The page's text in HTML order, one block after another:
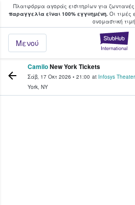
Πλατφόρμα αγοράς εισιτηρίων για
παραγγελία είναι 100% εγγυημένη.Οι τιμές
oνομαστική
Μενού
φαν αγοράζουν και
CamiloNew York Tickets
Σάβ, 17 Οκτ 2026 • 21:00 at Infosys
York, NY